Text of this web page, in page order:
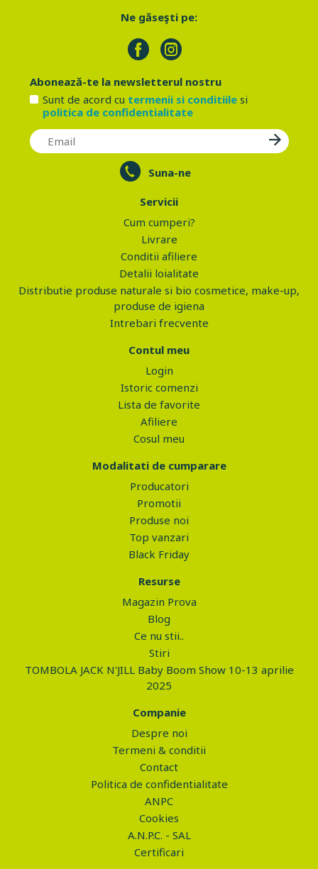
Ne găseşti pe:
Abonează-te la newsletterul nostru
Sunt de acord cu termenii si conditiilesi
politica de confidentialitate
Suna-ne
Servicii
Cum cumperi?
Livrare
Conditii afiliere
Detalii loialitate
Distributie produse naturale si bio cosmetice, make-up,
produse de igiena
Intrebari frecvente
Contul meu
Login
Istoric comenzi
Lista de favorite
Afiliere
Cosul meu
Modalitati de cumparare
Producatori
Promotii
Produse noi
Top vanzari
Black Friday
Resurse
Magazin Prova
Blog
Ce nu stii..
Stiri
TOMBOLA JACK N'JILL Baby Boom Show 10-13 aprilie
2025
Companie
Despre noi
Termeni & conditii
Contact
Politica de confidentialitate
ANPC
Cookies
A.N.P.C. - SAL
Certificari